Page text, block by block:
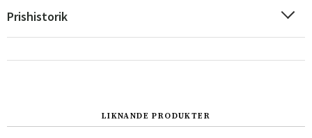
Norge
Suomi
Prishistorik
LIKNANDE PRODUKTER